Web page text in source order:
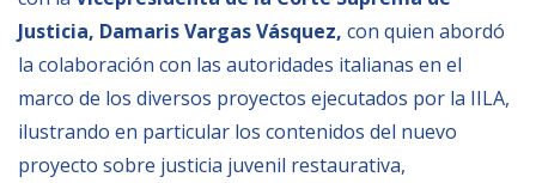
Justicia, Damaris Vargas Vásquez, con quien abordó
la colaboración con las autoridades italianas en el
marco de los diversos proyectos ejecutados por la IILA,
ilustrando en particular los contenidos del nuevo
proyecto sobre justicia juvenil restaurativa,